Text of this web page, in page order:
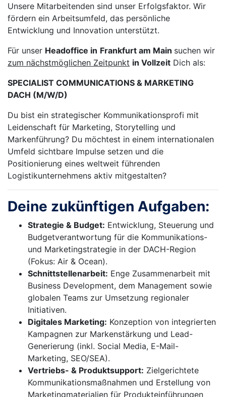
Unsere Mitarbeitenden sind unser Erfolgsfaktor. Wir
fördern ein Arbeitsumfeld, das persönliche
Entwicklung und Innovation unterstützt.
Für unser Headoffice in Frankfurt am Main suchen wir
zum nächstmöglichen Zeitpunkt in Vollzeit Dich als:
SPECIALIST COMMUNICATIONS & MARKETING
DACH (M/W/D)
Du bist ein strategischer Kommunikationsprofi mit
Leidenschaft für Marketing, Storytelling und
Markenführung? Du möchtest in einem internationalen
Umfeld sichtbare Impulse setzen und die
Positionierung eines weltweit führenden
Logistikunternehmens aktiv mitgestalten?
Deine zukünftigen Aufgaben:
Strategie & Budget: Entwicklung, Steuerung und
Budgetverantwortung für die Kommunikations-
und Marketingstrategie in der DACH-Region
(Fokus: Air & Ocean).
Schnittstellenarbeit: Enge Zusammenarbeit mit
Business Development, dem Management sowie
globalen Teams zur Umsetzung regionaler
Initiativen.
Digitales Marketing: Konzeption von integrierten
Kampagnen zur Markenstärkung und Lead-
Generierung (inkl. Social Media, E-Mail-
Marketing, SEO/SEA).
Vertriebs- & Produktsupport: Zielgerichtete
Kommunikationsmaßnahmen und Erstellung von
Marketingmaterialien für Produkteinführungen